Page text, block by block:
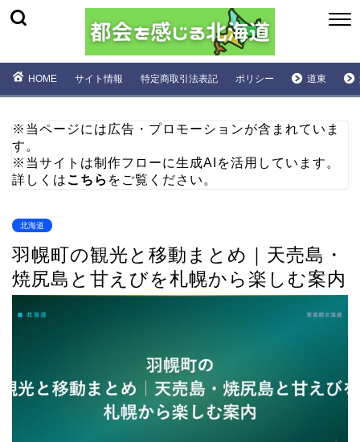
HOME サイト情報 特定商取引法表記 ポリシー 道東
※当ページには広告・プロモーションが含まれていま
す。
※当サイトは制作フローに生成AIを活用しています。
詳しくはこちら をご覧ください。
北海道
羽幌町の観光と移動まとめ｜天売島・
焼尻島と甘えびを札幌から楽しむ案内